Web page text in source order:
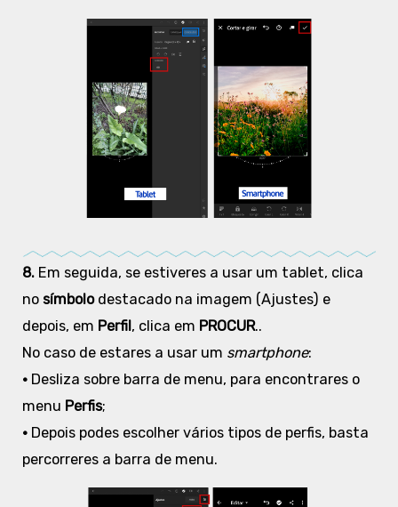
8. Em seguida, se estiveres a usar um tablet, clica
no símbolo destacado na imagem (Ajustes) e
depois, em Perfil, clica em PROCUR..
No caso de estares a usar um smartphone:
•Desliza sobre barra de menu, para encontrares o
menu Perfis;
•Depois podes escolher vários tipos de perfis, basta
percorreres a barra de menu.